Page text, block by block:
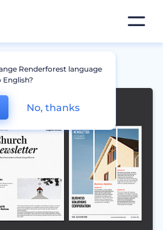
Renderforest language
English?
No, thanks